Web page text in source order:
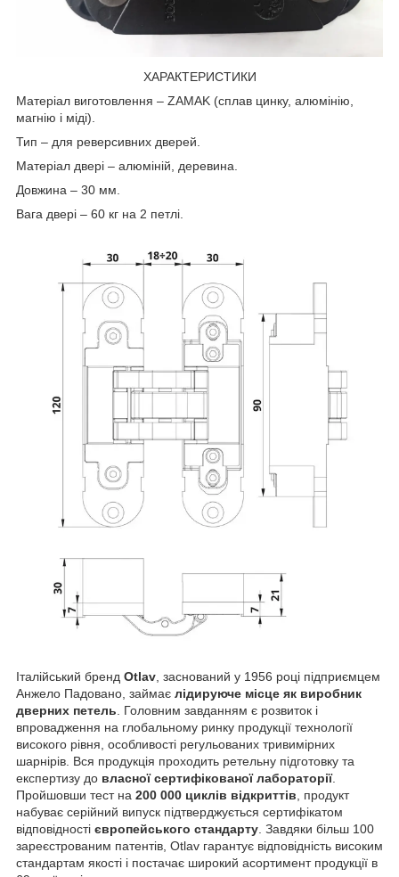
ХАРАКТЕРИСТИКИ
Матеріал виготовлення – ZAMAK (сплав цинку, алюмінію,
магнію і міді).
Тип – для реверсивних дверей.
Матеріал двері – алюміній, деревина.
Довжина – 30 мм.
Вага двері – 60 кг на 2 петлі.
Італійський бренд Otlav, заснований у 1956 році підприємцем
Анжело Падовано, займає лідируюче місце як виробник
дверних петель. Головним завданням є розвиток і
впровадження на глобальному ринку продукції технології
високого рівня, особливості регульованих тривимірних
шарнірів. Вся продукція проходить ретельну підготовку та
експертизу до власної сертифікованої лабораторії.
Пройшовши тест на 200 000 циклів відкриттів, продукт
набуває серійний випуск підтверджується сертифікатом
відповідності європейського стандарту. Завдяки більш 100
зареєстрованим патентів, Otlav гарантує відповідність високим
стандартам якості і постачає широкий асортимент продукції в